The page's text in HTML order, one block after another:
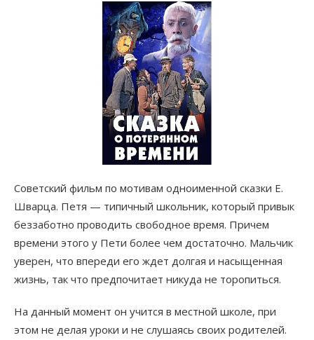
Советский фильм по мотивам одноименной сказки Е.
Шварца. Петя — типичный школьник, который привык
беззаботно проводить свободное время. Причем
времени этого у Пети более чем достаточно. Мальчик
уверен, что впереди его ждет долгая и насыщенная
жизнь, так что предпочитает никуда не торопиться.
На данный момент он учится в местной школе, при
этом не делая уроки и не слушаясь своих родителей.